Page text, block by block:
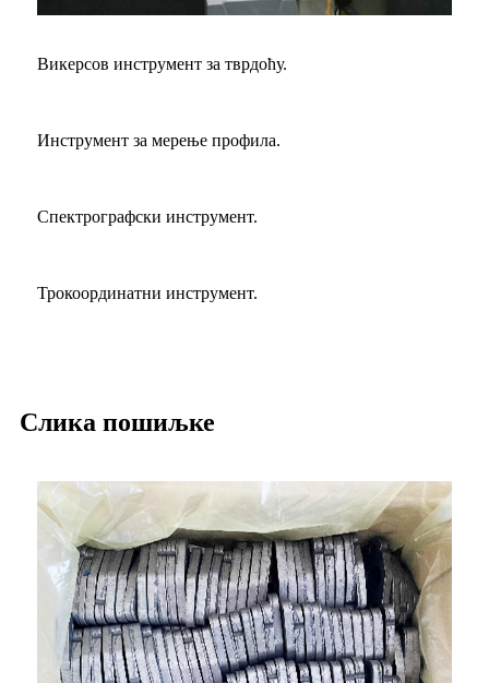
Викерсов инструмент за тврдоћу.
Инструмент за мерење профила.
Спектрографски инструмент.
Трокоординатни инструмент.
Слика пошиљке